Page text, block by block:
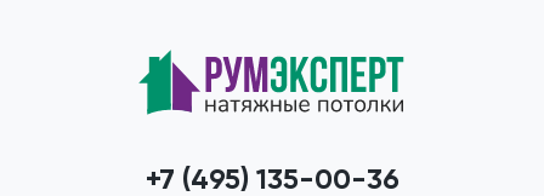
+7 (495) 135-00-36